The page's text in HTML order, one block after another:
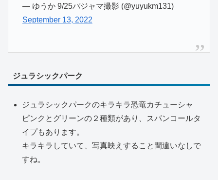
— ゆうか 9/25パジャマ撮影 (@yuyukm131)
September 13, 2022
ジュラシックパーク
ジュラシックパークのキラキラ恐竜カチューシャ
ピンクとグリーンの２種類があり、スパンコールタ
イプもあります。
キラキラしていて、写真映えすること間違いなしで
すね。